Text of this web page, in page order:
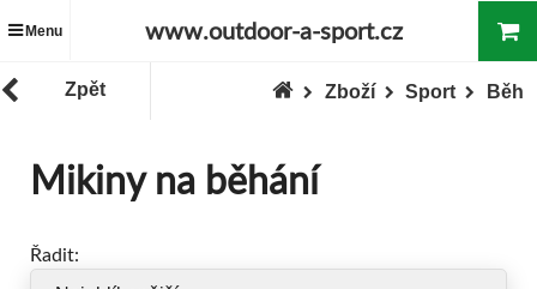
Menu www.outdoor-a-sport.cz
Zpět Běh
Sport
Zboží
Mikiny na běhání
Řadit: